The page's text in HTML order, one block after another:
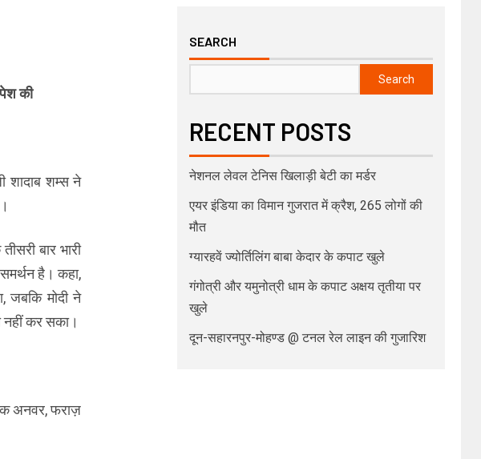
की
शादाब शम्स ने
बार भारी
है। कहा,
जबकि मोदी ने
कर सका।
अनवर, फराज़
SEARCH
Search
RECENT POSTS
नेशनल लेवल टेनिस खिलाड़ी बेटी का मर्डर
एयर इंडिया का विमान गुजरात में क्रैश, 265 लोगों की
मौत
ग्यारहवें ज्योर्तिलिंग बाबा केदार के कपाट खुले
गंगोत्री और यमुनोत्री धाम के कपाट अक्षय तृतीया पर
खुले
दून-सहारनपुर-मोहण्ड @ टनल रेल लाइन की गुजारिश